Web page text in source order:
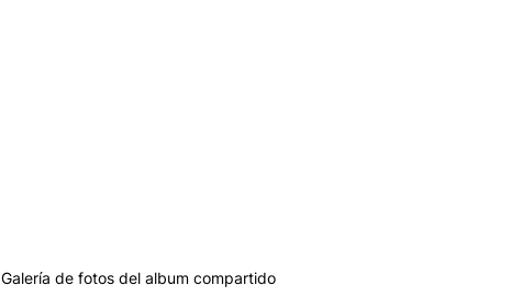
Galería de fotos del album compartido